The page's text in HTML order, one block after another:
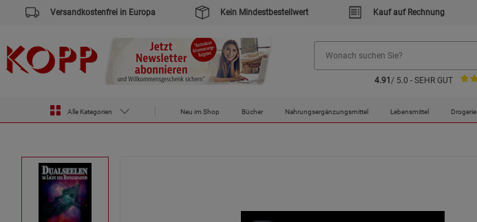
Versandkostenfrei in Europa Kein Mindestbestellwert Kauf auf Rechnung
4.91 / 5.0 - SEHR GUT
Alle Kategorien Neu im Shop Bücher Nahrungsergänzungsmittel Lebensmittel Drogerie